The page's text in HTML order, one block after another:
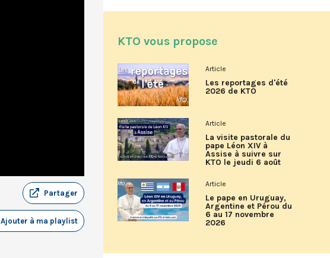
Partager
Ajouter à ma playlist
KTO vous propose
Article
Les reportages d'été
2026 de KTO
Article
La visite pastorale du
pape Léon XIV à
Assise à suivre sur
KTO le jeudi 6 août
Article
Le pape en Uruguay,
Argentine et Pérou du
6 au 17 novembre
2026